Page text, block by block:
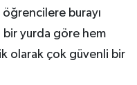
burayı
yurda göre hem
olarak çok güvenli bir